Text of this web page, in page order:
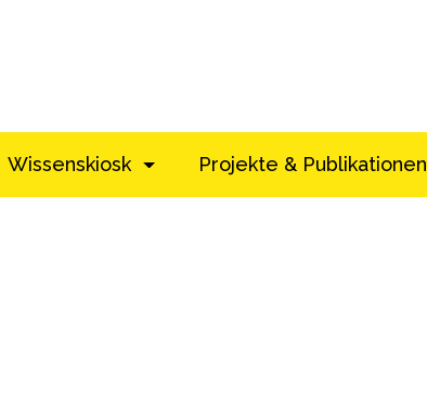
Wissenskiosk Projekte & Publikationen